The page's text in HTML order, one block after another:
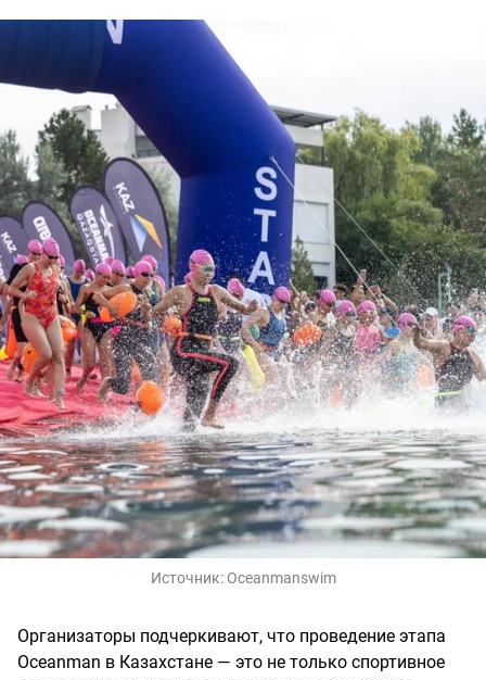
Источник: Oceanmanswim
Организаторы подчеркивают, что проведение этапа
Oceanman в Казахстане — это не только спортивное